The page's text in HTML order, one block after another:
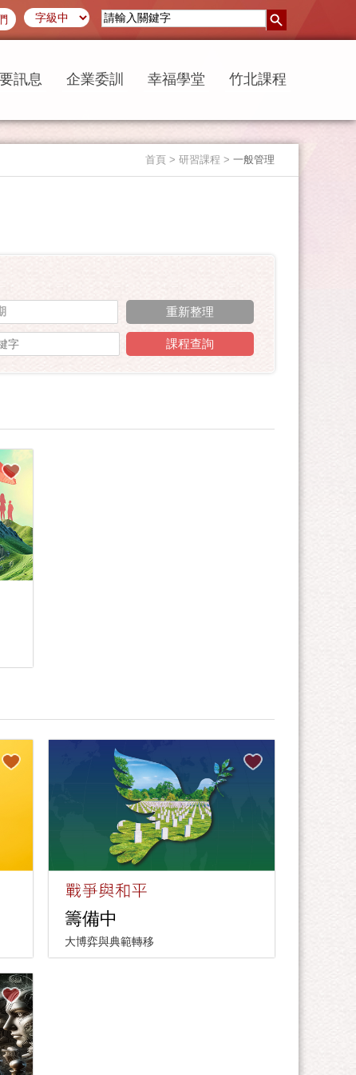
訊息 企業委訓 幸福學堂 竹北課程
首頁 > 研習課程 > 一般管理
籌備中
大博弈與典範轉移